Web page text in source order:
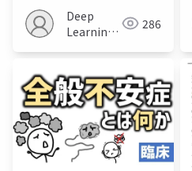
Agents for Robot
Manipulation
Deep
Learning
286